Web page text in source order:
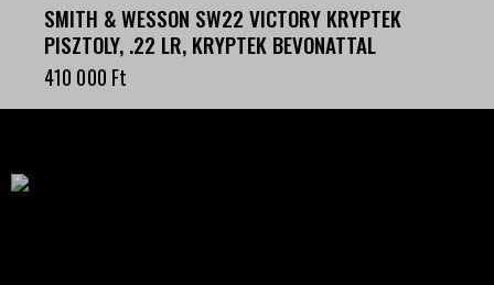
SMITH & WESSON SW22 VICTORY KRYPTEK
PISZTOLY, .22 LR, KRYPTEK BEVONATTAL
410 000 Ft